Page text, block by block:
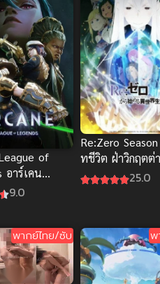
of
อาร์เคน
ลีกออฟเล
9.0
Re:Zero
ทชีวิต ฝ่าวิกฤตต่า
ภาค 2
25.0
พากย์ไทย/ซับ พ